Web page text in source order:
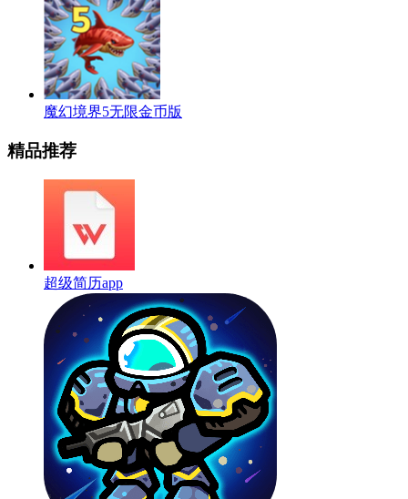
魔幻境界5无限金币版
精品推荐
超级简历app